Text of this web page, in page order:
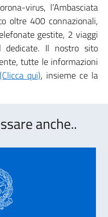
virus, l’Ambasciata
oltre 400 connazionali,
gestite, 2 viaggi
Il nostro sito
tutte le informazioni
(Clicca qui), insieme ce la
anche..